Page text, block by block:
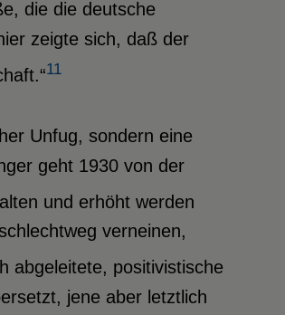
die die deutsche
zeigte sich, daß der
11
Unfug, sondern eine
geht 1930 von der
und erhöht werden
verneinen,
abgeleitete, positivistische
jene aber letztlich